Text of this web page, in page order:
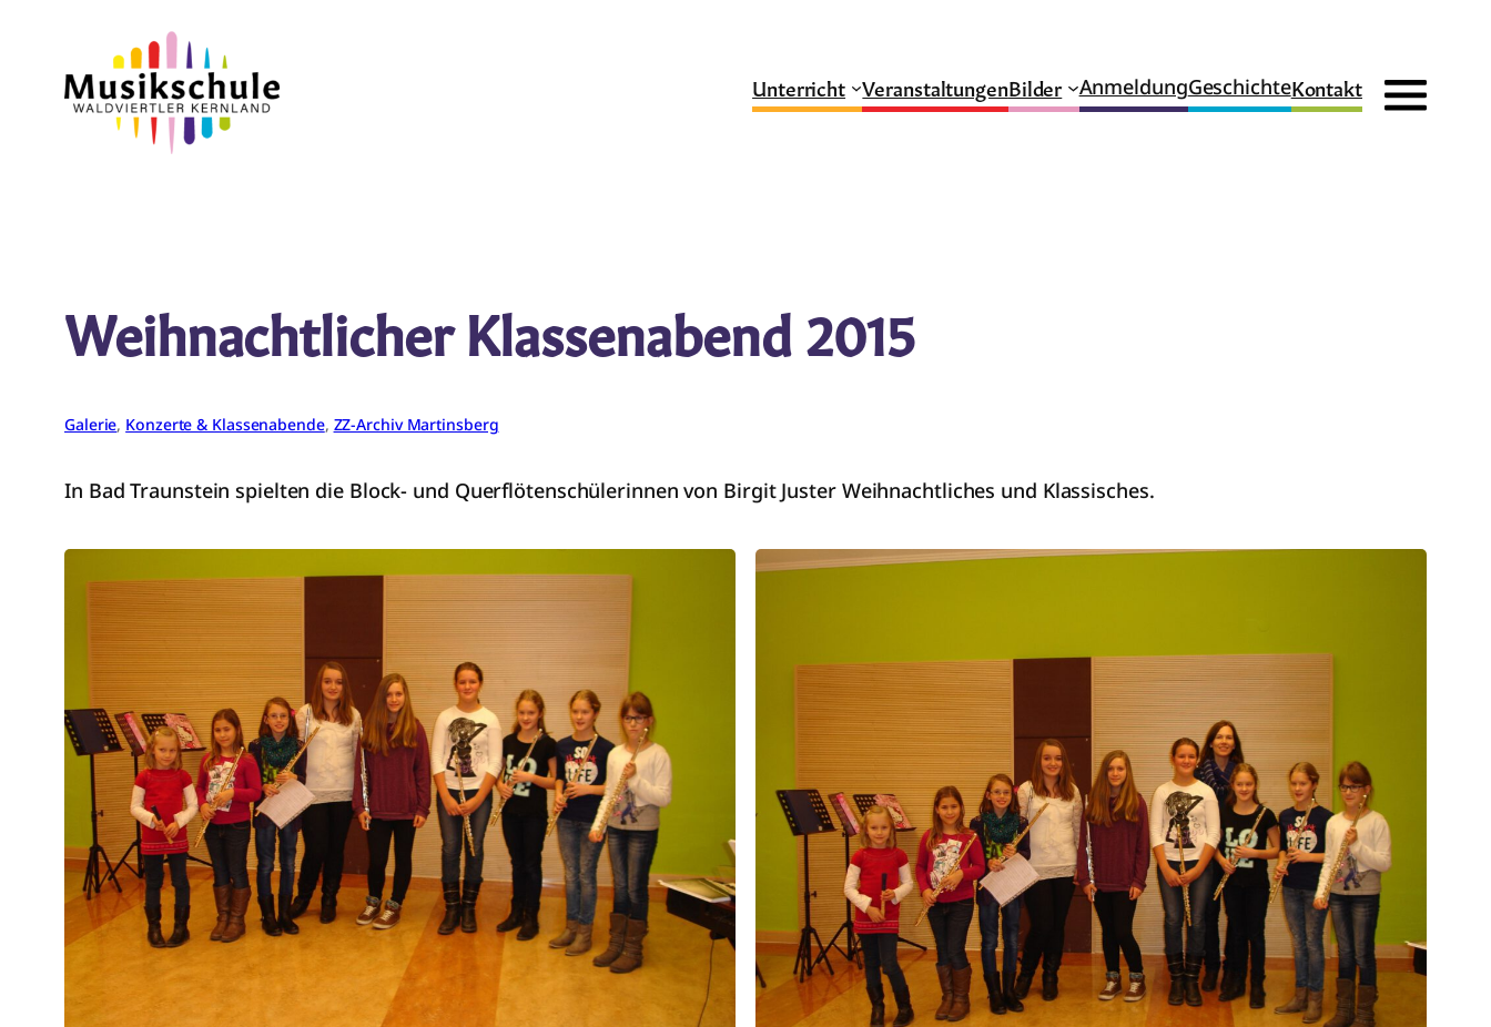
springen
Unterricht VeranstaltungenBilder AnmeldungGeschichteKontakt
Weihnachtlicher Klassenabend 2015
Galerie, Konzerte & Klassenabende, ZZ-Archiv Martinsberg
In Bad Traunstein spielten die Block- und Querflötenschülerinnen von Birgit Juster Weihnachtliches und Klassisches.